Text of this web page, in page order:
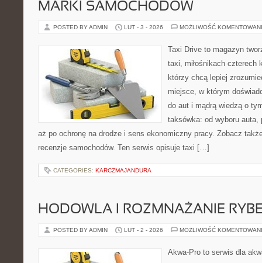
MARKI SAMOCHODÓW
POSTED BY ADMIN LUT - 3 - 2026 MOŻLIWOŚĆ
Taxi Drive to magazyn
taxi, miłośnikach czterech
którzy chcą lepiej
miejsce, w którym
do aut i mądrą wiedzą o
taksówka: od wyboru
aż po ochronę na drodze i sens ekonomiczny pracy. Zobacz
recenzje samochodów. Ten serwis opisuje taxi […]
CATEGORIES: KARCZMAJANDURA
HODOWLA I ROZMNAŻANIE
POSTED BY ADMIN LUT - 2 - 2026 MOŻLIWOŚĆ
Akwa-Pro to serwis dla